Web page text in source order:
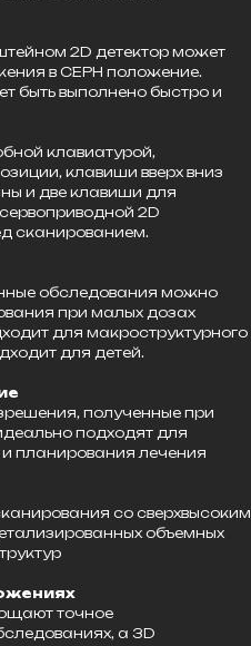
2D детектор может
в CEPH положение.
быть выполнено быстро и
клавиатурой,
клавиши вверх вниз
и две клавиши для
2D
сканированием.
обследования можно
при малых дозах
для макроструктурного
для детей.
полученные при
подходят для
планирования лечения
со сверхвысоким
объемных
точное
а 3D